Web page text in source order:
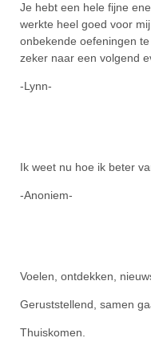
Je hebt een hele fijne
werkte heel goed voor
onbekende oefeningen
zeker naar een volgend
-Lynn-
Ik weet nu hoe ik beter
-Anoniem-
Voelen, ontdekken,
Geruststellend, samen
Thuiskomen.